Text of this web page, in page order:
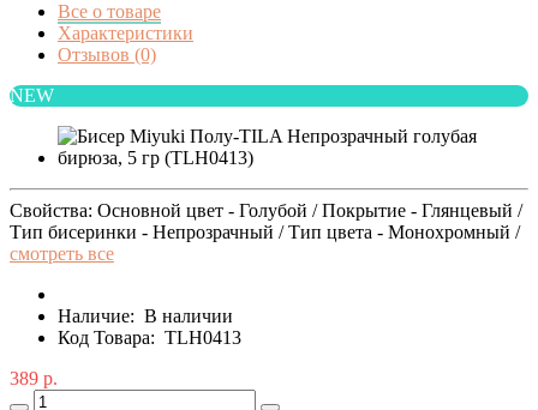
Все о товаре
Характеристики
Отзывов (0)
NEW
Свойства: Основной цвет - Голубой / Покрытие - Глянцевый /
Тип бисеринки - Непрозрачный / Тип цвета - Монохромный /
смотреть все
Наличие: В наличии
Код Товара: TLH0413
389 р.